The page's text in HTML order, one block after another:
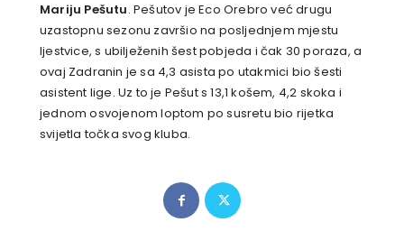
Mariju Pešutu. Pešutov je Eco Orebro već drugu
uzastopnu sezonu završio na posljednjem mjestu
ljestvice, s ubilježenih šest pobjeda i čak 30 poraza, a
ovaj Zadranin je sa 4,3 asista po utakmici bio šesti
asistent lige. Uz to je Pešut s 13,1 košem, 4,2 skoka i
jednom osvojenom loptom po susretu bio rijetka
svijetla točka svog kluba.